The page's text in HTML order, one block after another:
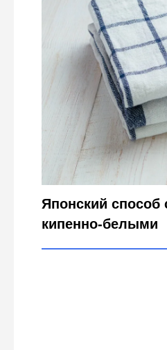
2 ст. ложки на 10 л.
с
Японский способ
кипенно-белыми